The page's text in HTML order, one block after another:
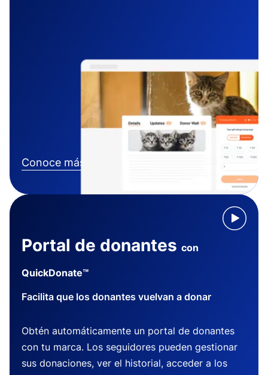
Conoce más
Portal de donantes con
QuickDonate™
Facilita que los donantes vuelvan a donar
Obtén automáticamente un portal de donantes
con tu marca. Los seguidores pueden gestionar
sus donaciones, ver el historial, acceder a los